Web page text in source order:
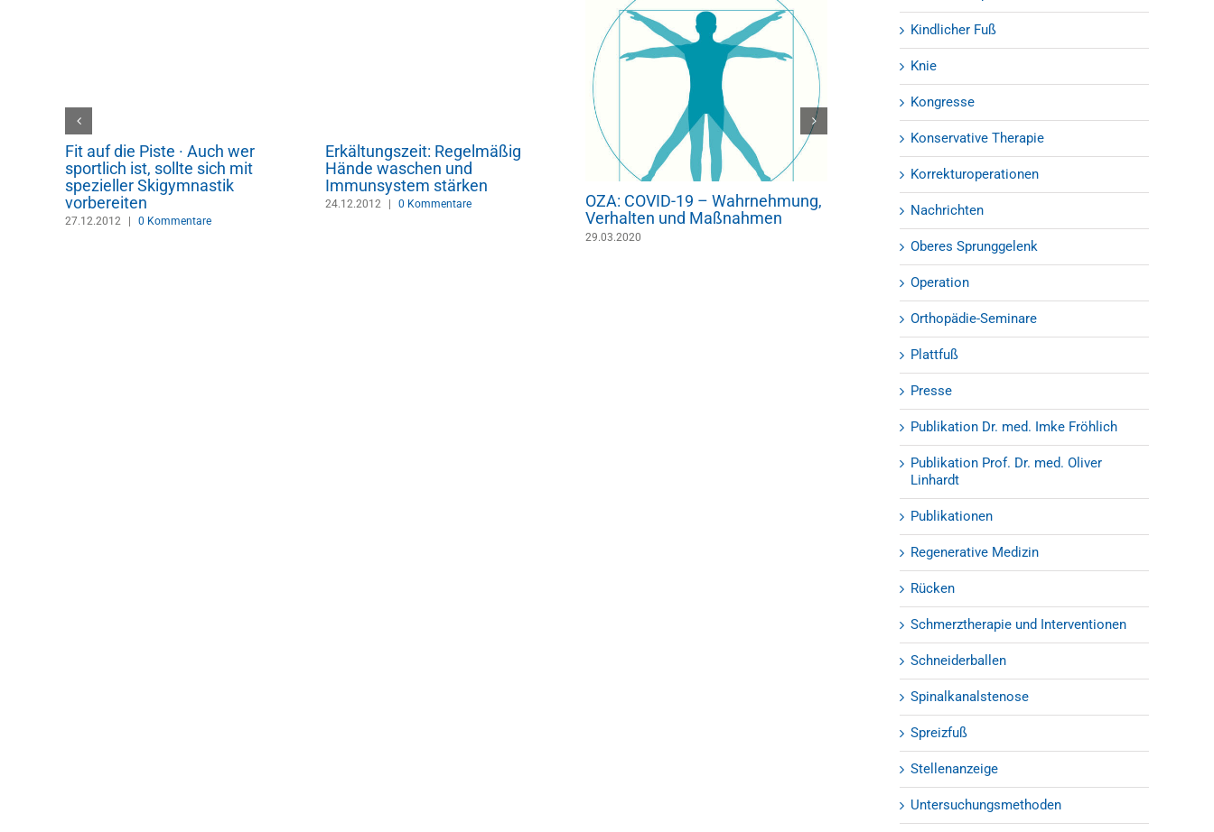
Fit auf die Piste · Auch wer
sportlich ist, sollte sich mit
spezieller Skigymnastik
vorbereiten
27.12.2012 0 Kommentare
Erkältungszeit: Regelmäßig
Hände waschen und
Immunsystem stärken
24.12.2012 0 Kommentare
OZA: COVID-19 – Wahrnehmung,
Verhalten und Maßnahmen
29.03.2020
Verletzungen von Fuß und
Sprunggelenk – beim Wandern
keine Seltenheit
03.09.2018
Kindlicher Fuß
Knie
Kongresse
Konservative Therapie
Korrekturoperationen
Nachrichten
Oberes Sprunggelenk
Operation
Orthopädie-Seminare
Plattfuß
Presse
Publikation Dr. med. Imke Fröhlich
Publikation Prof. Dr. med. Oliver
Linhardt
Publikationen
Regenerative Medizin
Rücken
Schmerztherapie und Interventionen
Schneiderballen
Spinalkanalstenose
Spreizfuß
Stellenanzeige
Untersuchungsmethoden